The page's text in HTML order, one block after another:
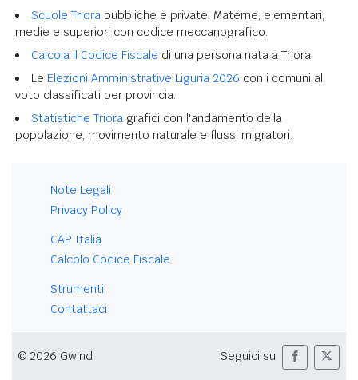
Scuole Triora pubbliche e private. Materne, elementari,
medie e superiori con codice meccanografico.
Calcola il Codice Fiscale di una persona nata a Triora.
Le Elezioni Amministrative Liguria 2026 con i comuni al
voto classificati per provincia.
Statistiche Triora grafici con l'andamento della
popolazione, movimento naturale e flussi migratori.
Note Legali
Privacy Policy
CAP Italia
Calcolo Codice Fiscale
Strumenti
Contattaci
© 2026 Gwind Seguici su